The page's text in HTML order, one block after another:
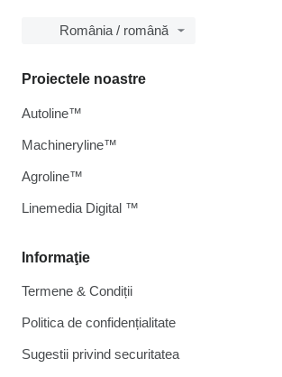
România / română
Informaţie
Termene & Condiții
Politica de confidențialitate
Sugestii privind securitatea
Proiectele noastre
Autoline™
Machineryline™
Agroline™
Linemedia Digital ™